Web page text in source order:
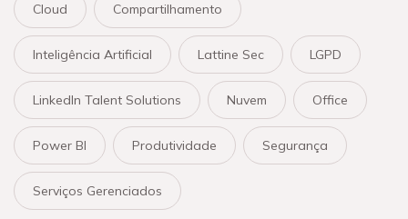
Cloud Compartilhamento
Inteligência Artificial Lattine Sec LGPD
LinkedIn Talent Solutions Nuvem Office
Power BI Produtividade Segurança
Serviços Gerenciados